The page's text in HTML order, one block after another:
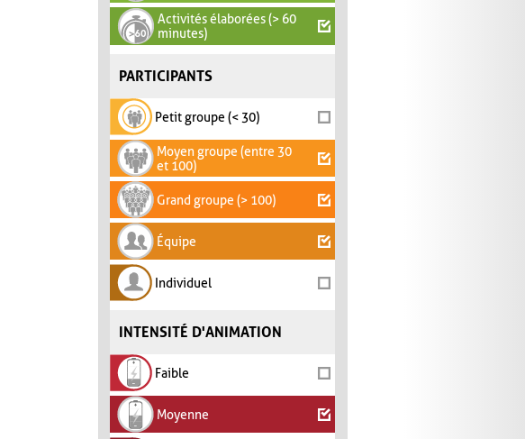
Activités élaborées (> 60
minutes)
PARTICIPANTS
Petit groupe (< 30)
Moyen groupe (entre 30
et 100)
Grand groupe (> 100)
Équipe
Individuel
INTENSITÉ D'ANIMATION
Faible
Moyenne